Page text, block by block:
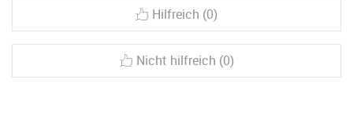
Hilfreich (0)
Nicht hilfreich (0)